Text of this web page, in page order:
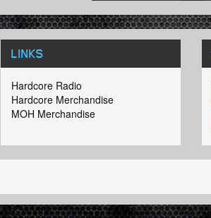
LINKS
Hardcore Radio
Hardcore Merchandise
MOH Merchandise